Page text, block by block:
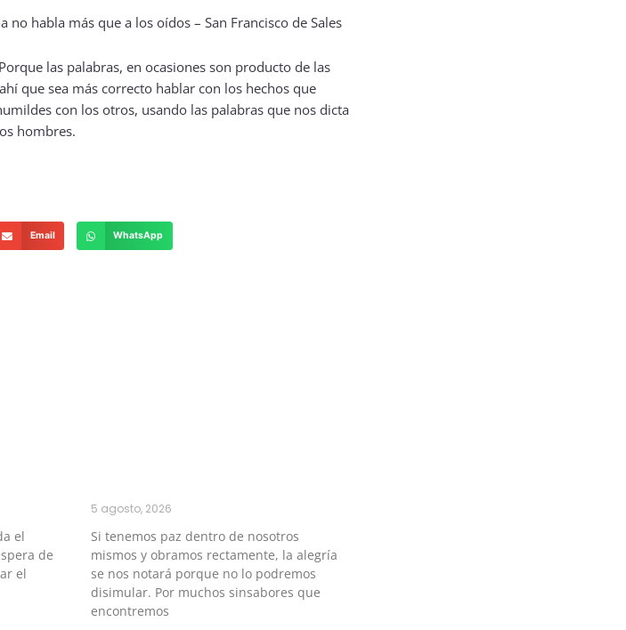
las palabras, en ocasiones son producto de las
que sea más correcto hablar con los hechos que
con los otros, usando las palabras que nos dicta
hombres.
Email WhatsApp
el
de
el
5 agosto, 2026
Si tenemos paz dentro de nosotros
mismos y obramos rectamente, la alegría
se nos notará porque no lo podremos
disimular. Por muchos sinsabores que
encontremos